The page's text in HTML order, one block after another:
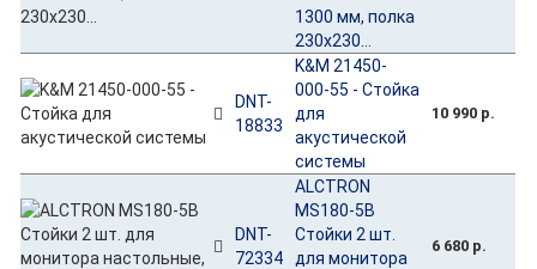
1300 мм, полка
230х230...
DNT-
18833
K&M 21450-
000-55 - Стойка
для
акустической
системы
10 990 р.
DNT-
72334
ALCTRON
MS180-5B
Стойки 2 шт.
для монитора
6 680 р.